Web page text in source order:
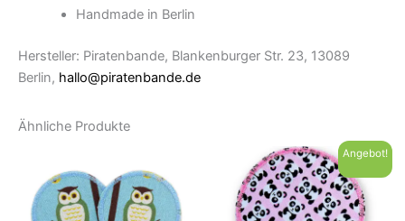
Handmade in Berlin
Hersteller: Piratenbande, Blankenburger Str. 23, 13089
Berlin, hallo@piratenbande.de
Ähnliche Produkte
Angebot!